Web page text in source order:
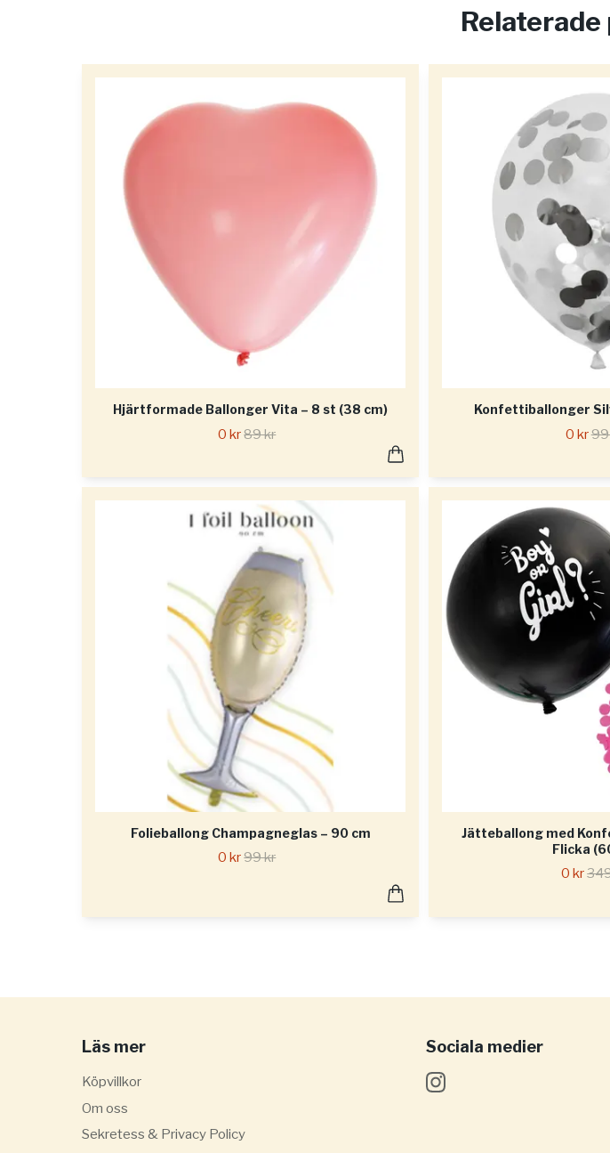
Hjärtformade Ballonger Vita – 8 st (38 cm)
0 kr89 kr
Konfettiballonger
0 kr99
Folieballong Champagneglas – 90 cm
0 kr99 kr
Jätteballong med
Flicka
0 kr
Läs mer
Köpvillkor
Om oss
Sekretess & Privacy Policy
Sociala medier